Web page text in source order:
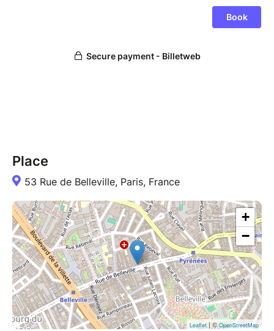
Place
53 Rue de Belleville, Paris, France
+
−
Leaflet | ©OpenStreetMap